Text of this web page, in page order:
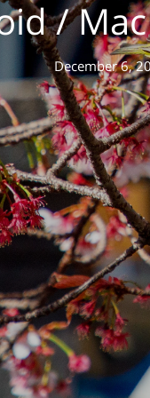
/
December 6,